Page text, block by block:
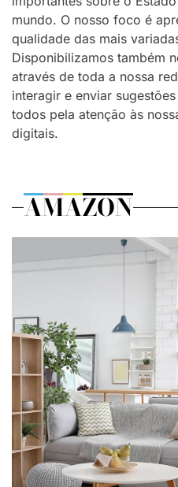
mundo. O nosso foco é
qualidade das mais
Disponibilizamos também
através de toda a nossa
interagir e enviar
todos pela atenção às
digitais.
AMAZON